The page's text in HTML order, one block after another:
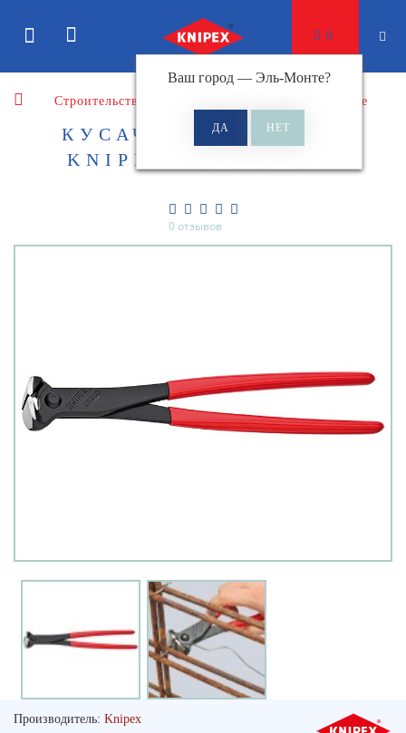
Ваш город — Эль-Монте?
0
Строительство Кусачки торцевые
КУСАЧКИ ТОРЦЕВЫЕ
KNIPEX KN-6801280
0 отзывов
Производитель: Knipex